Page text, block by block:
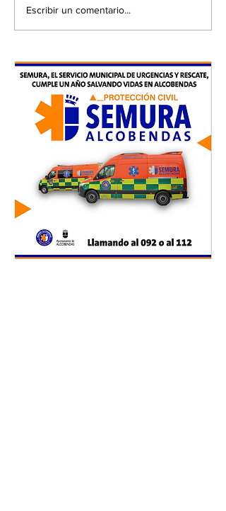
Escribir un comentario...